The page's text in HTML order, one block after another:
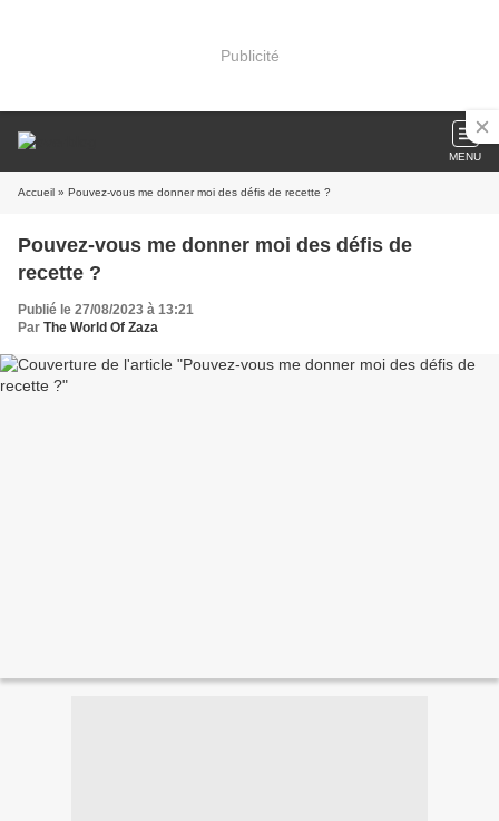
Publicité
MENU
Accueil » Pouvez-vous me donner moi des défis de recette ?
Pouvez-vous me donner moi des défis de
recette ?
Publié le 27/08/2023 à 13:21
Par The World Of Zaza